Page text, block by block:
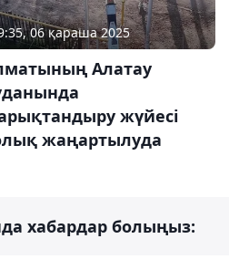
06 қараша 2025
Алатау
жүйесі
жаңартылуда
хабардар болыңыз: